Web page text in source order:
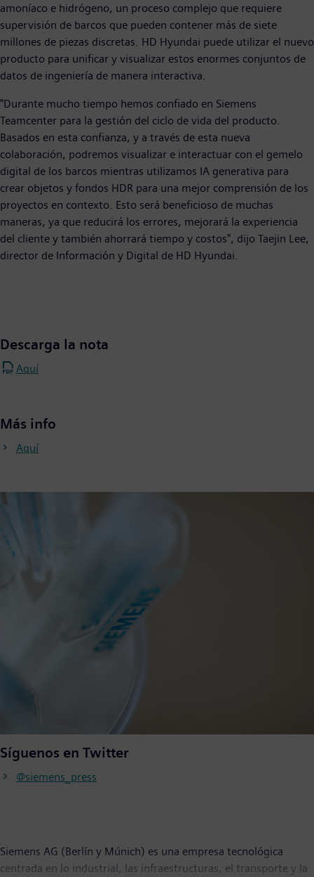
amoníaco e hidrógeno, un proceso complejo que requiere
supervisión de barcos que pueden contener más de siete
millones de piezas discretas. HD Hyundai puede utilizar el nuevo
producto para unificar y visualizar estos enormes conjuntos de
datos de ingeniería de manera interactiva.
"Durante mucho tiempo hemos confiado en Siemens
Teamcenter para la gestión del ciclo de vida del producto.
Basados en esta confianza, y a través de esta nueva
colaboración, podremos visualizar e interactuar con el gemelo
digital de los barcos mientras utilizamos IA generativa para
crear objetos y fondos HDR para una mejor comprensión de los
proyectos en contexto. Esto será beneficioso de muchas
maneras, ya que reducirá los errores, mejorará la experiencia
del cliente y también ahorrará tiempo y costos", dijo Taejin Lee,
director de Información y Digital de HD Hyundai.
Descarga la nota
Aquí
Más info
Aquí
Síguenos en Twitter
@siemens_press
Siemens AG (Berlín y Múnich) es una empresa tecnológica
centrada en lo industrial, las infraestructuras, el transporte y la